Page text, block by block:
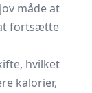
måde at
fortsætte
hvilket
kalorier,